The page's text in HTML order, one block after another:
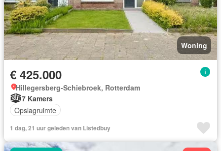
Woning
€ 425.000
Hillegersberg-Schiebroek, Rotterdam
7 Kamers
Opslagruimte
1 dag, 21 uur geleden van Listedbuy